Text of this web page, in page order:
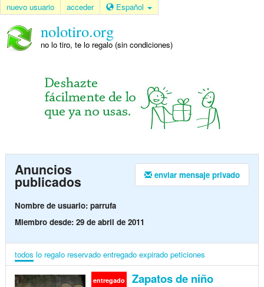
nuevo usuario acceder Español
nolotiro.org
no lo tiro, te lo regalo (sin condiciones)
enviar mensaje privado
Anuncios
publicados
Nombre de usuario: parrufa
Miembro desde: 29 de abril de 2011
todos lo regalo reservado entregado expirado peticiones
entregado Zapatos de niño